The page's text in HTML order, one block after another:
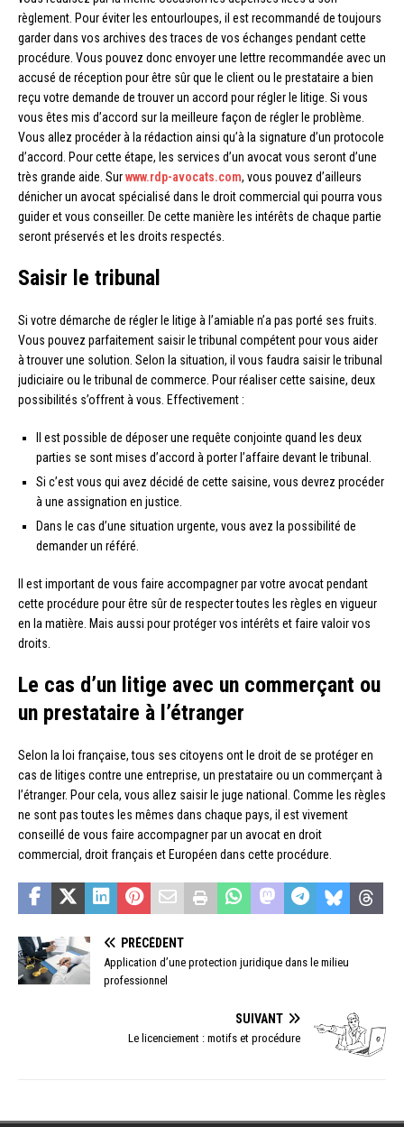
règlement. Pour éviter les entourloupes, il est recommandé de toujours
garder dans vos archives des traces de vos échanges pendant cette
procédure. Vous pouvez donc envoyer une lettre recommandée avec un
accusé de réception pour être sûr que le client ou le prestataire a bien
reçu votre demande de trouver un accord pour régler le litige. Si vous
vous êtes mis d’accord sur la meilleure façon de régler le problème.
Vous allez procéder à la rédaction ainsi qu’à la signature d’un protocole
d’accord. Pour cette étape, les services d’un avocat vous seront d’une
très grande aide. Surwww.rdp-avocats.com, vous pouvez d’ailleurs
dénicher un avocat spécialisé dans le droit commercial qui pourra vous
guider et vous conseiller. De cette manière les intérêts de chaque partie
seront préservés et les droits respectés.
Saisir le tribunal
Si votre démarche de régler le litige à l’amiable n’a pas porté ses fruits.
Vous pouvez parfaitement saisir le tribunal compétent pour vous aider
à trouver une solution. Selon la situation, il vous faudra saisir le tribunal
judiciaire ou le tribunal de commerce. Pour réaliser cette saisine, deux
possibilités s’offrent à vous. Effectivement :
Il est possible de déposer une requête conjointe quand les deux
parties se sont mises d’accord à porter l’affaire devant le tribunal.
Si c’est vous qui avez décidé de cette saisine, vous devrez procéder
à une assignation en justice.
Dans le cas d’une situation urgente, vous avez la possibilité de
demander un référé.
Il est important de vous faire accompagner par votre avocat pendant
cette procédure pour être sûr de respecter toutes les règles en vigueur
en la matière. Mais aussi pour protéger vos intérêts et faire valoir vos
droits.
Le cas d’un litige avec un commerçant ou
un prestataire à l’étranger
Selon la loi française, tous ses citoyens ont le droit de se protéger en
cas de litiges contre une entreprise, un prestataire ou un commerçant à
l’étranger. Pour cela, vous allez saisir le juge national. Comme les règles
ne sont pas toutes les mêmes dans chaque pays, il est vivement
conseillé de vous faire accompagner par un avocat en droit
commercial, droit français et Européen dans cette procédure.
PRÉCÉDENT
Application d’une protection juridique dans le milieu
professionnel
SUIVANT
Le licenciement : motifs et procédure